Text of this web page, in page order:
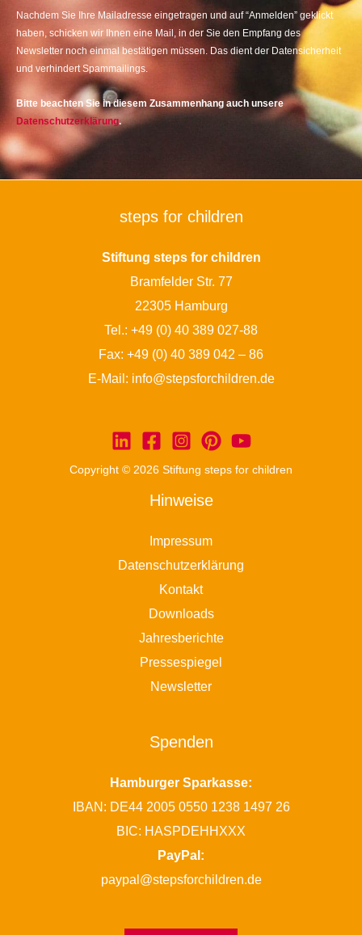
Nachdem Sie Ihre Mailadresse eingetragen und auf “Anmelden” geklickt
haben, schicken wir Ihnen eine Mail, in der Sie den Empfang des
Newsletter noch einmal bestätigen müssen. Das dient der Datensicherheit
und verhindert Spammailings.
Bitte beachten Sie in diesem Zusammenhang auch unsere
Datenschutzerklärung.
steps for children
Stiftung steps for children
Bramfelder Str. 77
22305 Hamburg
Tel.: +49 (0) 40 389 027-88
Fax: +49 (0) 40 389 042 – 86
E-Mail: info@stepsforchildren.de
Copyright © 2026 Stiftung steps for children
Hinweise
Impressum
Datenschutzerklärung
Kontakt
Downloads
Jahresberichte
Pressespiegel
Newsletter
Spenden
Hamburger Sparkasse:
IBAN: DE44 2005 0550 1238 1497 26
BIC: HASPDEHHXXX
PayPal:
paypal@stepsforchildren.de